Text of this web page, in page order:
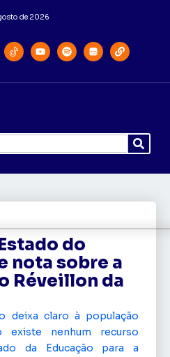
de 2026
do
nota sobre a
Réveillon da
deixa claro à população
existe nenhum recurso
da Educação para a